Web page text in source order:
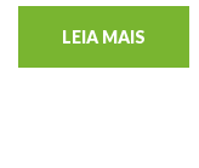
LEIA MAIS